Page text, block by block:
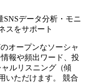
データ分析・モニ
スをサポート
オープンなソーシャ
報や頻出ワード、投
ルリスニング（傾
いただけます。 競合